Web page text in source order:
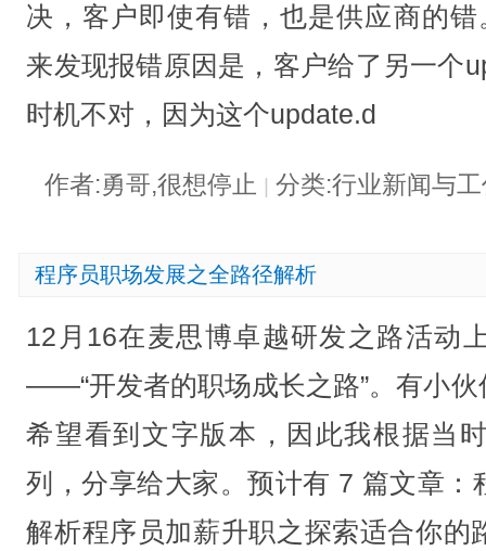
决，客户即使有错，也是供应商的
来发现报错原因是，客户给了另一个
时机不对，因为这个update.d
作者:勇哥,很想停止 分类:行业新闻与
程序员职场发展之全路径解析
12月16在麦思博卓越研发之路活动
——“开发者的职场成长之路”。有小伙
希望看到文字版本，因此我根据当
列，分享给大家。预计有 7 篇文章：
解析程序员加薪升职之探索适合你的